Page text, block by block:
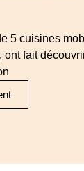
5 cuisines
ont fait